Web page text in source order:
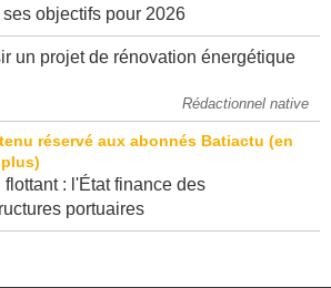
ses objectifs pour 2026
un projet de rénovation énergétique
Rédactionnel native
flottant : l'État finance des
portuaires